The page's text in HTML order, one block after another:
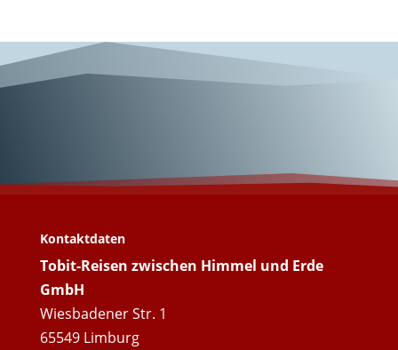
Kontaktdaten
Tobit-Reisen zwischen Himmel und Erde
GmbH
Wiesbadener Str. 1
65549 Limburg